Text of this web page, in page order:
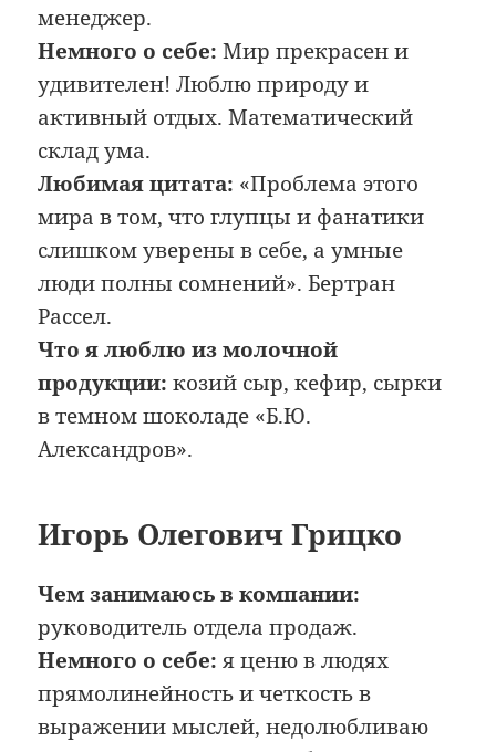
менеджер.
Немного о себе: Мир прекрасен и
удивителен! Люблю природу и
активный отдых. Математический
склад ума.
Любимая цитата: «Проблема этого
мира в том, что глупцы и фанатики
слишком уверены в себе, а умные
люди полны сомнений». Бертран
Рассел.
Что я люблю из молочной
продукции: козий сыр, кефир, сырки
в темном шоколаде «Б.Ю.
Александров».
Игорь Олегович Грицко
Чем занимаюсь в компании:
руководитель отдела продаж.
Немного о себе: я ценю в людях
прямолинейность и четкость в
выражении мыслей, недолюбливаю